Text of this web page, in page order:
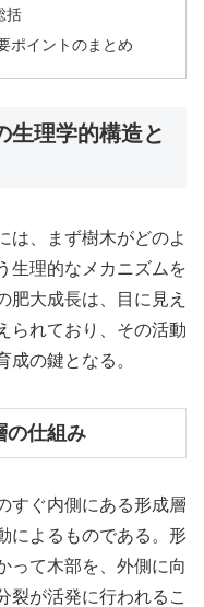
括
ポイントのまとめ
生理学的構造と
は、まず樹木がどのよ
生理的なメカニズムを
肥大成長は、目に見え
られており、その活動
成の鍵となる。
の仕組み
すぐ内側にある形成層
によるものである。形
って木部を、外側に向
裂が活発に行われるこ